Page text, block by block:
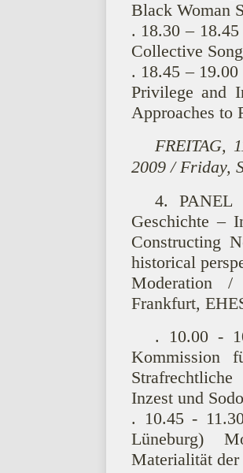
Black Woman
. 18.30 –
Collective
. 18.45 –
Privilege and
Approaches to
FREITAG,
2009 / Friday,
4. PANEL
Geschichte –
Constructing
historical
Moderation
Frankfurt,
. 10.00 -
Kommission
Inzest und
. 10.45 -
Lüneburg)
Materialität